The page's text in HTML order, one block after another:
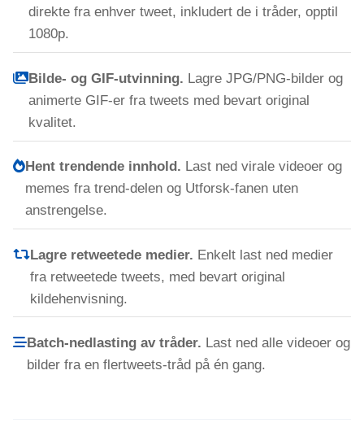
direkte fra enhver tweet, inkludert de i tråder, opptil
1080p.
Bilde- og GIF-utvinning. Lagre JPG/PNG-bilder og
animerte GIF-er fra tweets med bevart original
kvalitet.
Hent trendende innhold. Last ned virale videoer og
memes fra trend-delen og Utforsk-fanen uten
anstrengelse.
Lagre retweetede medier. Enkelt last ned medier
fra retweetede tweets, med bevart original
kildehenvisning.
Batch-nedlasting av tråder. Last ned alle videoer og
bilder fra en flertweets-tråd på én gang.